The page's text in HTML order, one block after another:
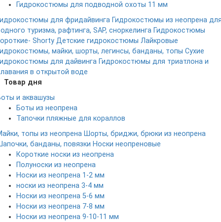
Гидрокостюмы для подводной охоты 11 мм
для фридайвинга Гидрокостюмы из неопрена
туризма, рафтинга, SAP, сноркелинга Гидрокостюмы
Shorty Детские гидрокостюмы Лайкровые
майки, шорты, легинсы, банданы, топы Сухие
для дайвинга Гидрокостюмы для триатлона и
в открытой воде
Товар дня
и аквашузы
Боты из неопрена
Тапочки пляжные для кораллов
топы из неопрена Шорты, бриджи, брюки из неопрена
банданы, повязки Носки неопреновые
Короткие носки из неопрена
Полуноски из неопрена
Носки из неопрена 1-2 мм
носки из неопрена 3-4 мм
Носки из неопрена 5-6 мм
Носки из неопрена 7-8 мм
Носки из неопрена 9-10-11 мм